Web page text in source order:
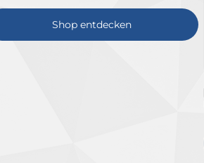
Shop entdecken